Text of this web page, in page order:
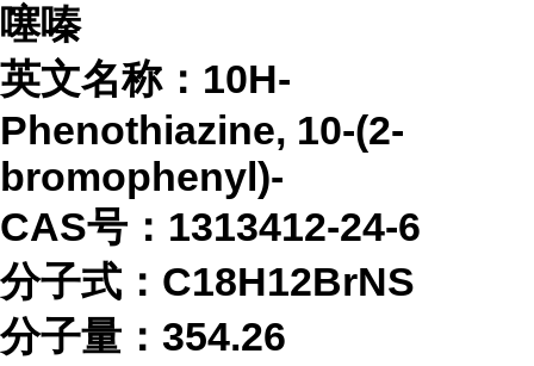
噻嗪
英文名称： 10H-
Phenothiazine, 10-(2-
bromophenyl)-
CAS号：1313412-24-6
分子式： C18H12BrNS
分子量： 354.26